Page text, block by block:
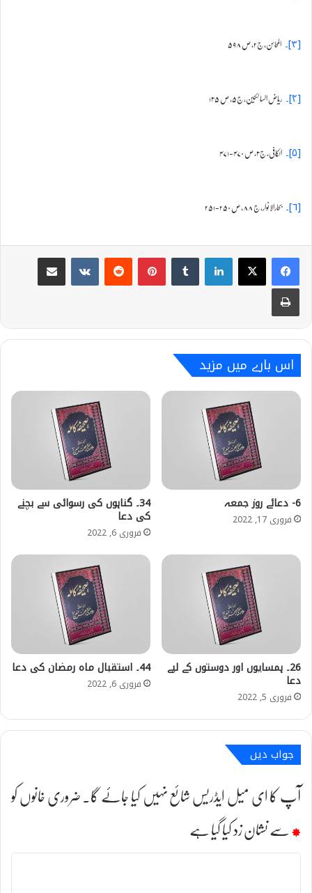
[۳]۔ المحاسن، ج۲، ص ۵۹۸
[۴]۔ ریاض السالکین، ج۵، ص ۱۳۵
[۵]۔ الکافی، ج۳، ص ۴۷۰-۴۷۱
[۶]۔ بحارالانوار، ج ۸۸، ص ۲۵۰-۲۵۱
اس بارے میں مزید
6- دعائے روز جمعہ
فروری 17, 2022
34۔ گناہوں کی رسوائی سے بچنے
کی دعا
فروری 6, 2022
26۔ ہمسایوں اور دوستوں کے لیے
دعا
فروری 5, 2022
44۔ استقبال ماہ رمضان کی دعا
فروری 6, 2022
جواب دیں
آپ کا ای میل ایڈریس شائع نہیں کیا جائے گا۔ضروری خانوں کو
*سے نشان زد کیا گیا ہے
ت